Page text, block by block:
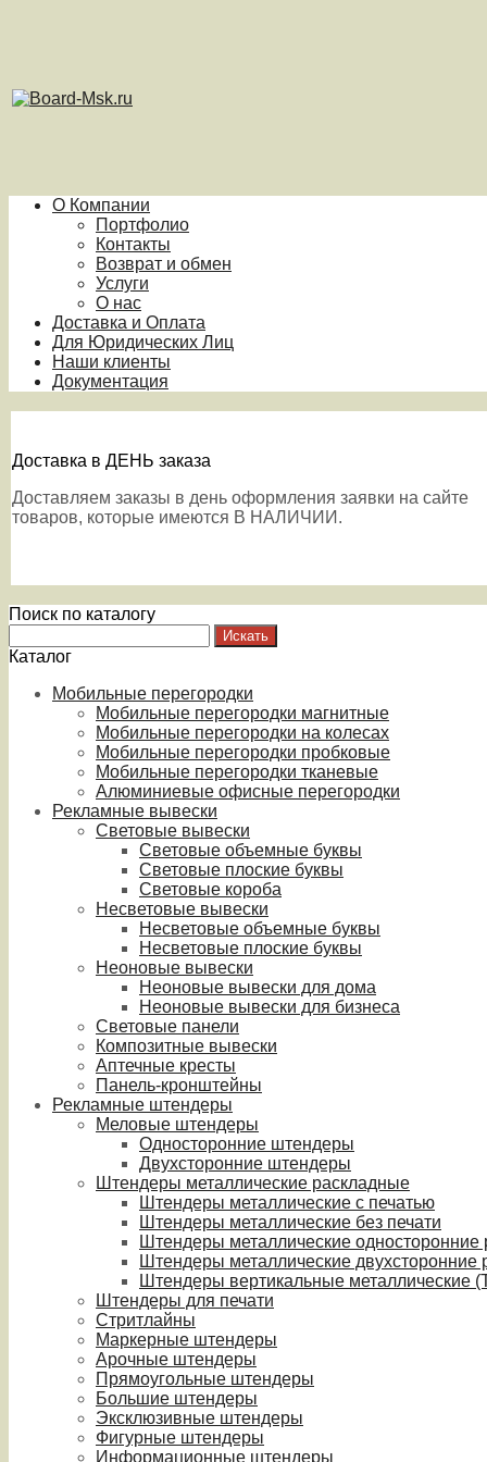
О Компании
Портфолио
Контакты
Возврат и обмен
Услуги
О нас
Доставка и Оплата
Для Юридических Лиц
Наши клиенты
Документация
Доставка в ДЕНЬ заказа
Доставляем заказы в день оформления заявки на сайте
товаров, которые имеются В НАЛИЧИИ.
Поиск по каталогу
Каталог
Мобильные перегородки
Мобильные перегородки магнитные
Мобильные перегородки на колесах
Мобильные перегородки пробковые
Мобильные перегородки тканевые
Алюминиевые офисные перегородки
Рекламные вывески
Световые вывески
Световые объемные буквы
Световые плоские буквы
Световые короба
Несветовые вывески
Несветовые объемные буквы
Несветовые плоские буквы
Неоновые вывески
Неоновые вывески для дома
Неоновые вывески для бизнеса
Световые панели
Композитные вывески
Аптечные кресты
Панель-кронштейны
Рекламные штендеры
Меловые штендеры
Односторонние штендеры
Двухсторонние штендеры
Штендеры металлические раскладные
Штендеры металлические с печатью
Штендеры металлические без печати
Штендеры металлические односторонние
Штендеры металлические двухсторонние
Штендеры вертикальные металлические
Штендеры для печати
Стритлайны
Маркерные штендеры
Арочные штендеры
Прямоугольные штендеры
Большие штендеры
Эксклюзивные штендеры
Фигурные штендеры
Информационные штендеры